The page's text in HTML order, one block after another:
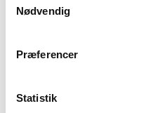
Nødvendig
Præferencer
Statistik